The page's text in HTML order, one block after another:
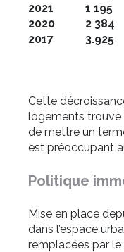
2021
1 195
2020
2 384
2017
3.925
Cette
logements trouve
de mettre un
est préoccupant
Politique
Mise en place
dans l’espace
remplacées par